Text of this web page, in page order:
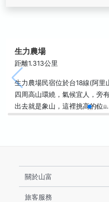
生力農場
距離1.313公里
生力農場民宿位於台18線(阿
四周高山環繞，氣候宜人，旁
出去就是象山，這裡挑高的位…
關於山富
旅客服務